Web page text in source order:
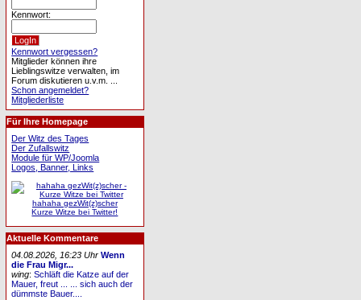
Kennwort:
Kennwort vergessen?
Mitglieder können ihre
Lieblingswitze verwalten, im
Forum diskutieren u.v.m. ...
Schon angemeldet?
Mitgliederliste
Für Ihre Homepage
Der Witz des Tages
Der Zufallswitz
Module für WP/Joomla
Logos, Banner, Links
hahaha gezWit(z)scher
Kurze Witze bei Twitter!
Aktuelle Kommentare
04.08.2026, 16:23 Uhr Wenn
die Frau Migr...
wing:Schläft die Katze auf der
Mauer, freut ... ... sich auch der
dümmste Bauer....